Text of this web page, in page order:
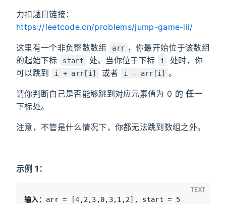
力扣题目链接：
https://leetcode.cn/problems/jump-game-iii/
这里有一个非负整数数组 arr ，你最开始位于该数组
的起始下标
start 处。当你位于下标 i
处时，你
可以跳到
i + arr[i] 或者 i - arr[i] 。
请你判断自己是否能够跳到对应元素值为 0 的任一
下标处。
注意，不管是什么情况下，你都无法跳到数组之外。
示例 1：
输入：
TEXT